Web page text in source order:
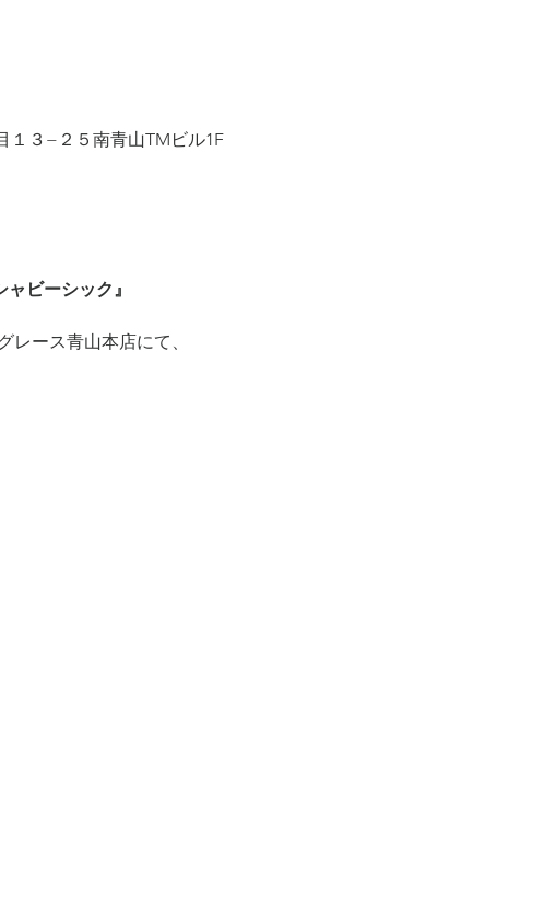
１３−２５南青山TMビル1F
ビーシック』
ース青山本店にて、